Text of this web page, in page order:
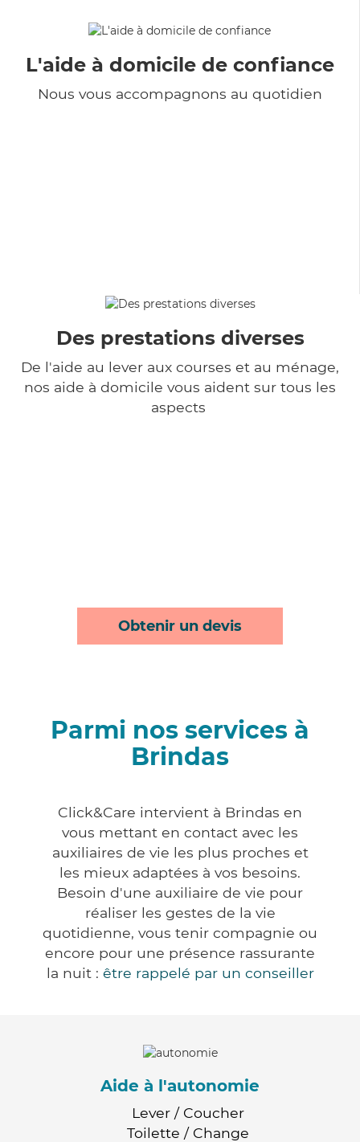
L'aide à domicile de confiance
Nous vous accompagnons au quotidien
Des prestations diverses
De l'aide au lever aux courses et au ménage,
nos aide à domicile vous aident sur tous les
aspects
Obtenir un devis
Parmi nos services à
Brindas
Click&Care intervient à Brindas en
vous mettant en contact avec les
auxiliaires de vie les plus proches et
les mieux adaptées à vos besoins.
Besoin d'une auxiliaire de vie pour
réaliser les gestes de la vie
quotidienne, vous tenir compagnie ou
encore pour une présence rassurante
la nuit : être rappelé par un conseiller
Aide à l'autonomie
Lever / Coucher
Toilette / Change